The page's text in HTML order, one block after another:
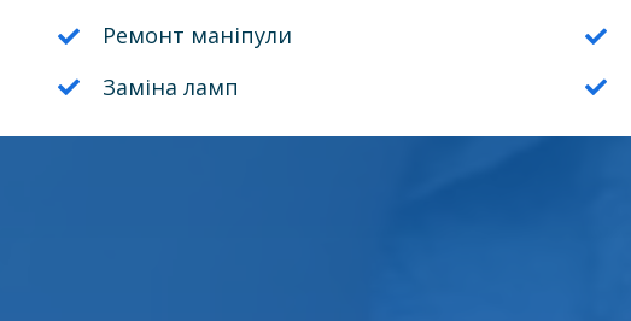
Ремонт маніпули
Заміна ламп